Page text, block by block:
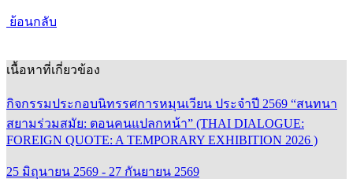
ย้อนกลับ
เนื้อหาที่เกี่ยวข้อง
กิจกรรมประกอบนิทรรศการหมุนเวียน ประจำปี 2569 “สนทนา
สยามร่วมสมัย: ตอนคนแปลกหน้า” (THAI DIALOGUE:
FOREIGN QUOTE: A TEMPORARY EXHIBITION 2026 )
25 มิถุนายน 2569 - 27 กันยายน 2569